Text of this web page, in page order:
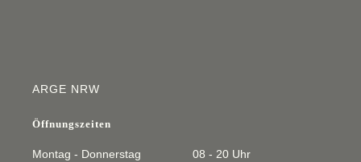
ARGE NRW
Öffnungszeiten
Montag - Donnerstag 08 - 20 Uhr